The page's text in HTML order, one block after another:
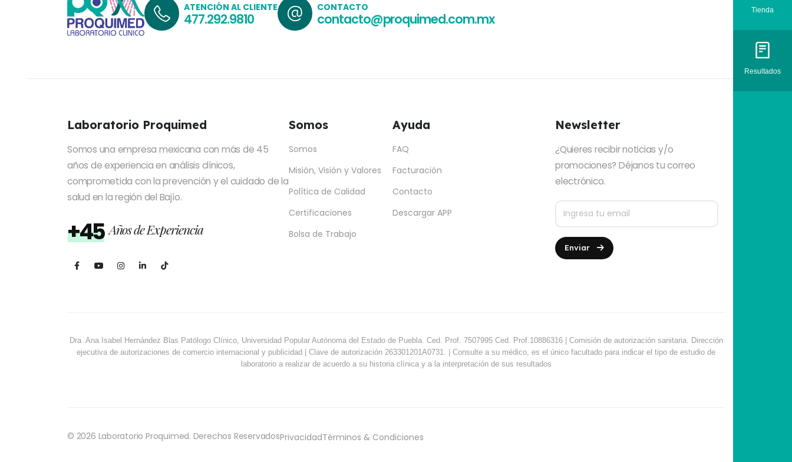
ATENCIÓN AL CLIENTE
477.292.9810
CONTACTO
contacto@proquimed.com.mx
Laboratorio Proquimed
Somos una empresa mexicana con más de 45
años de experiencia en análisis clínicos,
comprometida con la prevención y el cuidado de la
salud en la región del Bajío.
+45 Años de Experiencia
Somos
Somos
Misión, Visión y Valores
Política de Calidad
Certificaciones
Bolsa de Trabajo
Ayuda
FAQ
Facturación
Contacto
Descargar APP
Newsletter
¿Quieres recibir noticias y/o
promociones? Déjanos tu correo
electrónico.
Enviar
Dra. Ana Isabel Hernández Blas Patólogo Clínico, Universidad Popular Autónoma del Estado de Puebla. Ced. Prof. 7507995 Ced. Prof.10886316 | Comisión de autorización sanitaria. Dirección
ejecutiva de autorizaciones de comercio internacional y publicidad | Clave de autorización 263301201A0731. | Consulte a su médico, es el único facultado para indicar el tipo de estudio de
laboratorio a realizar de acuerdo a su historia clínica y a la interpretación de sus resultados
© 2026 Laboratorio Proquimed. Derechos ReservadosPrivacidadTérminos & Condiciones
Tienda
Resultados